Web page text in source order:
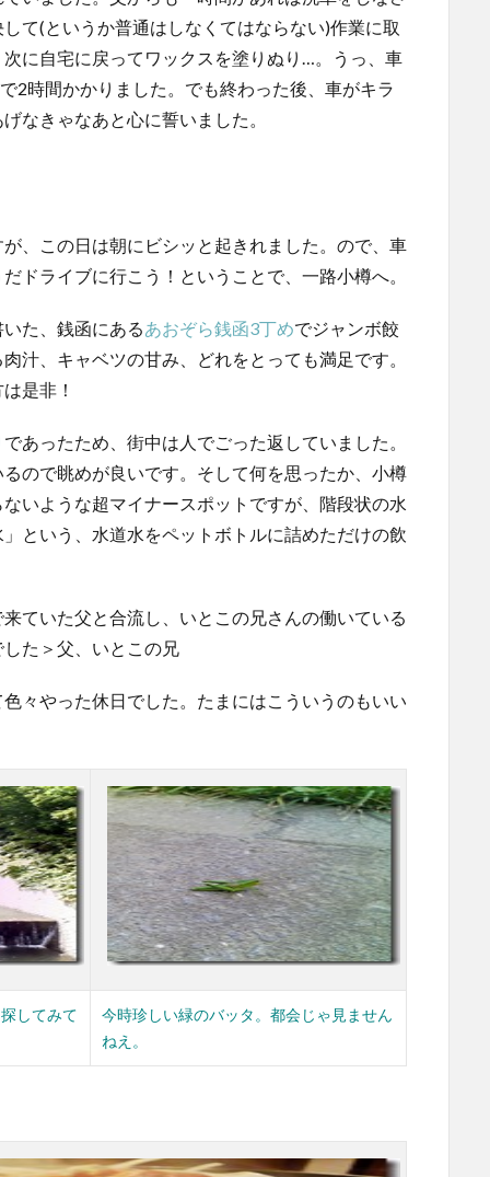
て(というか普通はしなくてはならない)作業に取
に自宅に戻ってワックスを塗りぬり…。うっ、車
2時間かかりました。でも終わった後、車がキラ
なきゃなあと心に誓いました。
、この日は朝にビシッと起きれました。ので、車
ドライブに行こう！ということで、一路小樽へ。
た、銭函にあるあおぞら銭函3丁めでジャンボ餃
汁、キャベツの甘み、どれをとっても満足です。
是非！
であったため、街中は人でごった返していました。
ので眺めが良いです。そして何を思ったか、小樽
いような超マイナースポットですが、階段状の水
という、水道水をペットボトルに詰めただけの飲
ていた父と合流し、いとこの兄さんの働いている
た＞父、いとこの兄
々やった休日でした。たまにはこういうのもいい
してみて
今時珍しい緑のバッタ。都会じゃ見ません
ねえ。